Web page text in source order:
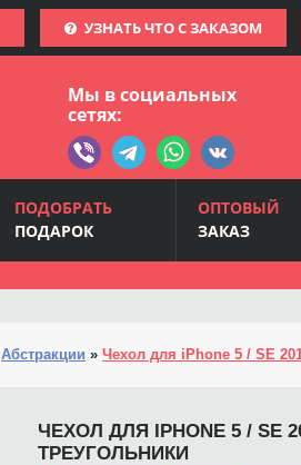
УЗНАТЬ ЧТО С ЗАКАЗОМ
Мы в социальных
сетях:
ПОДОБРАТЬ
ПОДАРОК
ОПТОВЫЙ
ЗАКАЗ
Абстракции » Чехол для iPhone 5 / SE
ЧЕХОЛ ДЛЯ IPHONE 5 / SE
ТРЕУГОЛЬНИКИ